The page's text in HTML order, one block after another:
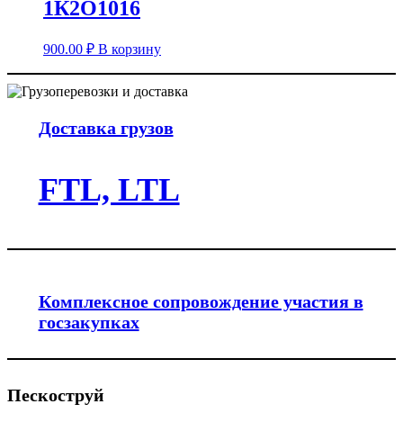
1К2О1016
900.00 ₽ В корзину
Доставка грузов
FTL, LTL
Комплексное сопровождение участия в
госзакупках
Пескоструй